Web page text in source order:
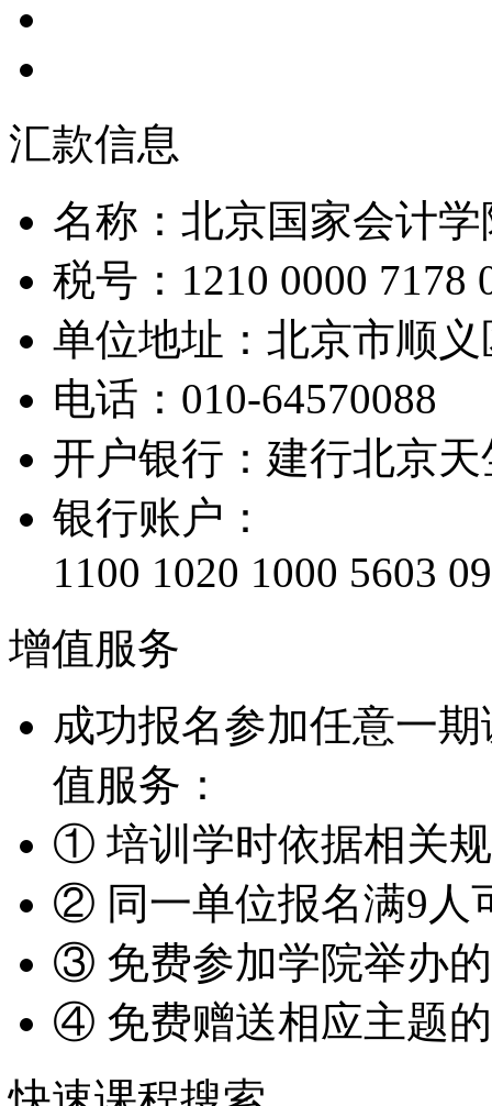
汇款信息
名称：北京国家会计学
税号：1210 0000 7178
单位地址：北京市顺
电话：010-64570088
开户银行：建行北京
银行账户：
1100 1020 1000 5603
增值服务
成功报名参加任意一
值服务：
① 培训学时依据相关
② 同一单位报名满9人
③ 免费参加学院举办
④ 免费赠送相应主题